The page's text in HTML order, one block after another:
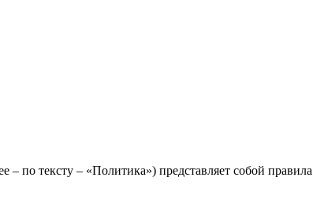
– по тексту – «Политика») представляет собой